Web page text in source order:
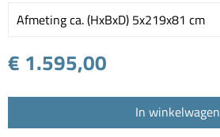
Afmeting ca. (HxBxD) 5x219x81 cm
€ 1.595,00
In winkelwagen